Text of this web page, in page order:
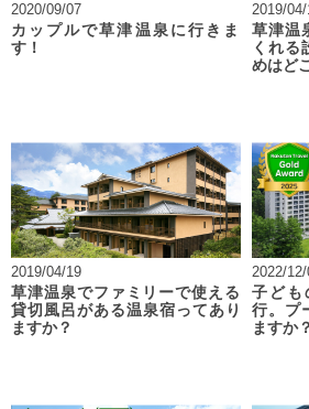
2020/09/07
カップルで草津温泉に行きま
す！
2019/
草津温
くれる
めはど
2019/04/19
草津温泉でファミリーで使える
貸切風呂がある温泉宿ってあり
ますか？
2022/
子ども
行。プ
ますか？